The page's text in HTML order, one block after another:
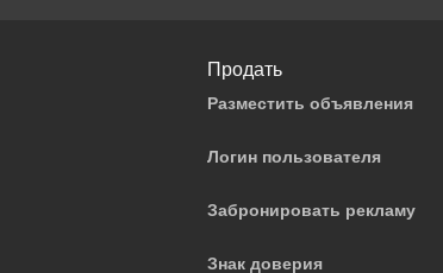
Продать
Разместить объявления
Логин пользователя
Забронировать рекламу
Знак доверия